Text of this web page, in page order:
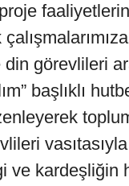
görevlileri
başlıklı
ve kardeşliğin